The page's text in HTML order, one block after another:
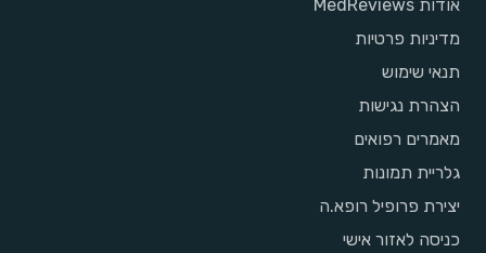
אודות MedReviews
מדיניות פרטיות
תנאי שימוש
הצהרת נגישות
מאמרים רפואים
גלריית תמונות
יצירת פרופיל רופא.ה
כניסה לאזור אישי